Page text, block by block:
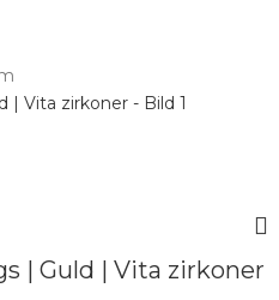
| Guld | Vita zirkoner